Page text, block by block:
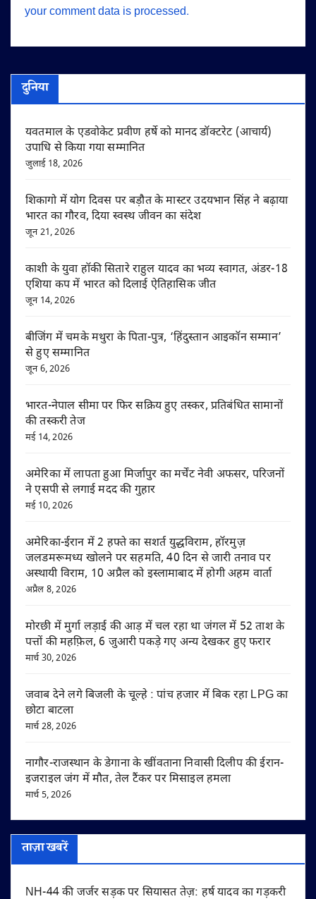
your comment data is processed.
दुनिया
यवतमाल के एडवोकेट प्रवीण हर्षे को मानद डॉक्टरेट (आचार्य)
उपाधि से किया गया सम्मानित
जुलाई 18, 2026
शिकागो में योग दिवस पर बड़ौत के मास्टर उदयभान सिंह ने बढ़ाया
भारत का गौरव, दिया स्वस्थ जीवन का संदेश
जून 21, 2026
काशी के युवा हॉकी सितारे राहुल यादव का भव्य स्वागत, अंडर-18
एशिया कप में भारत को दिलाई ऐतिहासिक जीत
जून 14, 2026
बीजिंग में चमके मथुरा के पिता-पुत्र, ‘हिंदुस्तान आइकॉन सम्मान’
से हुए सम्मानित
जून 6, 2026
भारत-नेपाल सीमा पर फिर सक्रिय हुए तस्कर, प्रतिबंधित सामानों
की तस्करी तेज
मई 14, 2026
अमेरिका में लापता हुआ मिर्जापुर का मर्चेंट नेवी अफसर, परिजनों
ने एसपी से लगाई मदद की गुहार
मई 10, 2026
अमेरिका-ईरान में 2 हफ्ते का सशर्त युद्धविराम, हॉरमुज़
जलडमरूमध्य खोलने पर सहमति, 40 दिन से जारी तनाव पर
अस्थायी विराम, 10 अप्रैल को इस्लामाबाद में होगी अहम वार्ता
अप्रैल 8, 2026
मोरछी में मुर्गा लड़ाई की आड़ में चल रहा था जंगल में 52 ताश के
पत्तों की महफ़िल, 6 जुआरी पकड़े गए अन्य देखकर हुए फरार
मार्च 30, 2026
जवाब देने लगे बिजली के चूल्हे : पांच हजार में बिक रहा LPG का
छोटा बाटला
मार्च 28, 2026
नागौर-राजस्थान के डेगाना के खींवताना निवासी दिलीप की ईरान-
इजराइल जंग में मौत, तेल टैंकर पर मिसाइल हमला
मार्च 5, 2026
ताज़ा खबरें
NH-44 की जर्जर सड़क पर सियासत तेज़: हर्ष यादव का गड़करी